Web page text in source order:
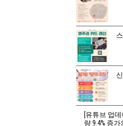
[유튜브 업
량 9.4% 증